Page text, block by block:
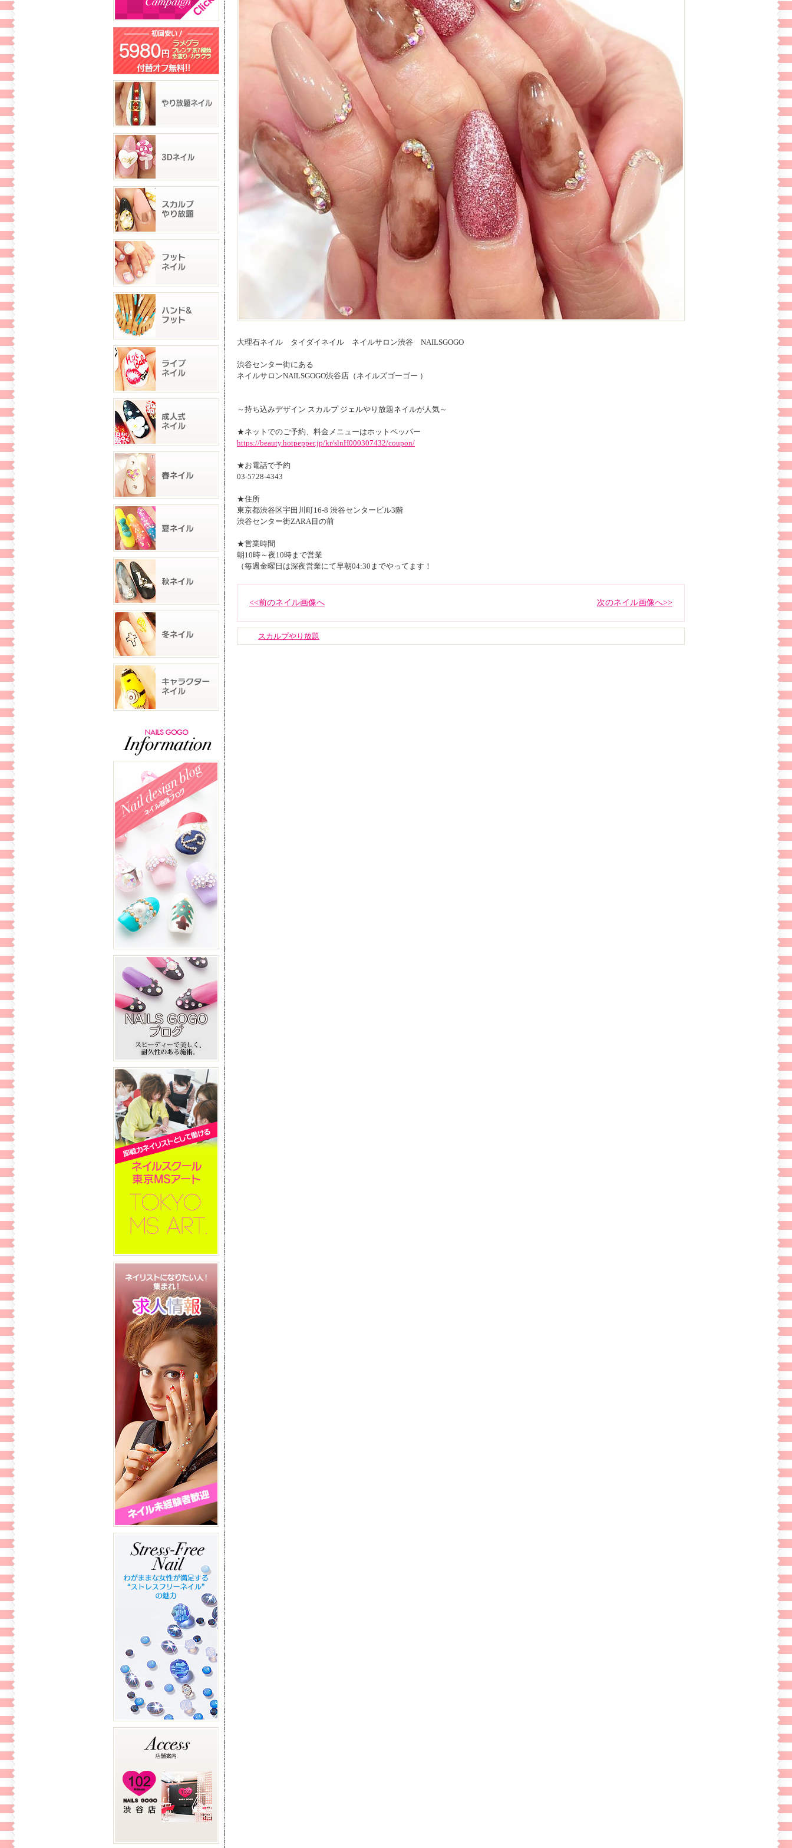
大理石ネイル タイダイネイル ネイルサロン渋谷 NAILSGOGO
渋谷センター街にある
ネイルサロンNAILSGOGO渋谷店（ネイルズゴーゴー ）
～持ち込みデザイン スカルプ ジェルやり放題ネイルが人気～
★ネットでのご予約、料金メニューはホットペッパー
https://beauty.hotpepper.jp/kr/slnH000307432/coupon/
★お電話で予約
03-5728-4343
★住所
東京都渋谷区宇田川町16-8 渋谷センタービル3階
渋谷センター街ZARA目の前
★営業時間
朝10時～夜10時まで営業
（毎週金曜日は深夜営業にて早朝04:30までやってます！
<<前のネイル画像へ 次のネイル画像へ>>
スカルプやり放題